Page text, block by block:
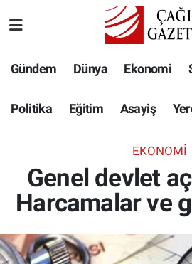
Gündem Dünya Ekonomi
Politika Eğitim Asayiş
EKONOMI
Genel devlet
Harcamalar ve
Eğitim
Asayiş
Yaşam
Kültür & Sanat
Hava Durumu
Namaz Vakitleri
Süper Lig Puan Durumu ve
Tüm Manşetler